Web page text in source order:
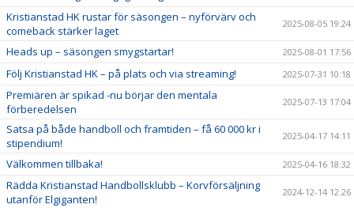
Kristianstad HK rustar för säsongen – nyförvärv och
comeback stärker laget
2025-08-05 19:24
Heads up – säsongen smygstartar! 2025-08-01 17:56
Följ Kristianstad HK – på plats och via streaming! 2025-07-31 10:18
Premiären är spikad -nu börjar den mentala
förberedelsen
2025-07-13 17:04
Satsa på både handboll och framtiden – få 60 000 kr i
stipendium!
2025-04-17 14:11
Välkommen tillbaka! 2025-04-16 18:32
Rädda Kristianstad Handbollsklubb – Korvförsäljning
utanför Elgiganten!
2024-12-14 12:26